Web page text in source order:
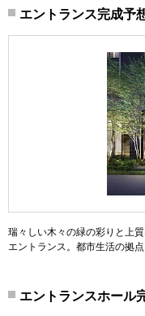
エントランス完成予
瑞々しい木々の緑の彩りと上
エントランス。都市生活の拠
エントランスホール